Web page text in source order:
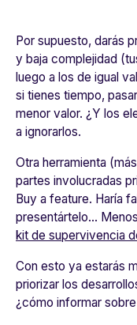
Por supuesto, darás
y baja complejidad
luego a los de igual
si tienes tiempo,
menor valor. ¿Y los
a ignorarlos.
Otra herramienta
partes involucradas
Buy a feature. Haría
presentártelo…
kit de supervivencia
Con esto ya estarás
priorizar los
¿cómo informar